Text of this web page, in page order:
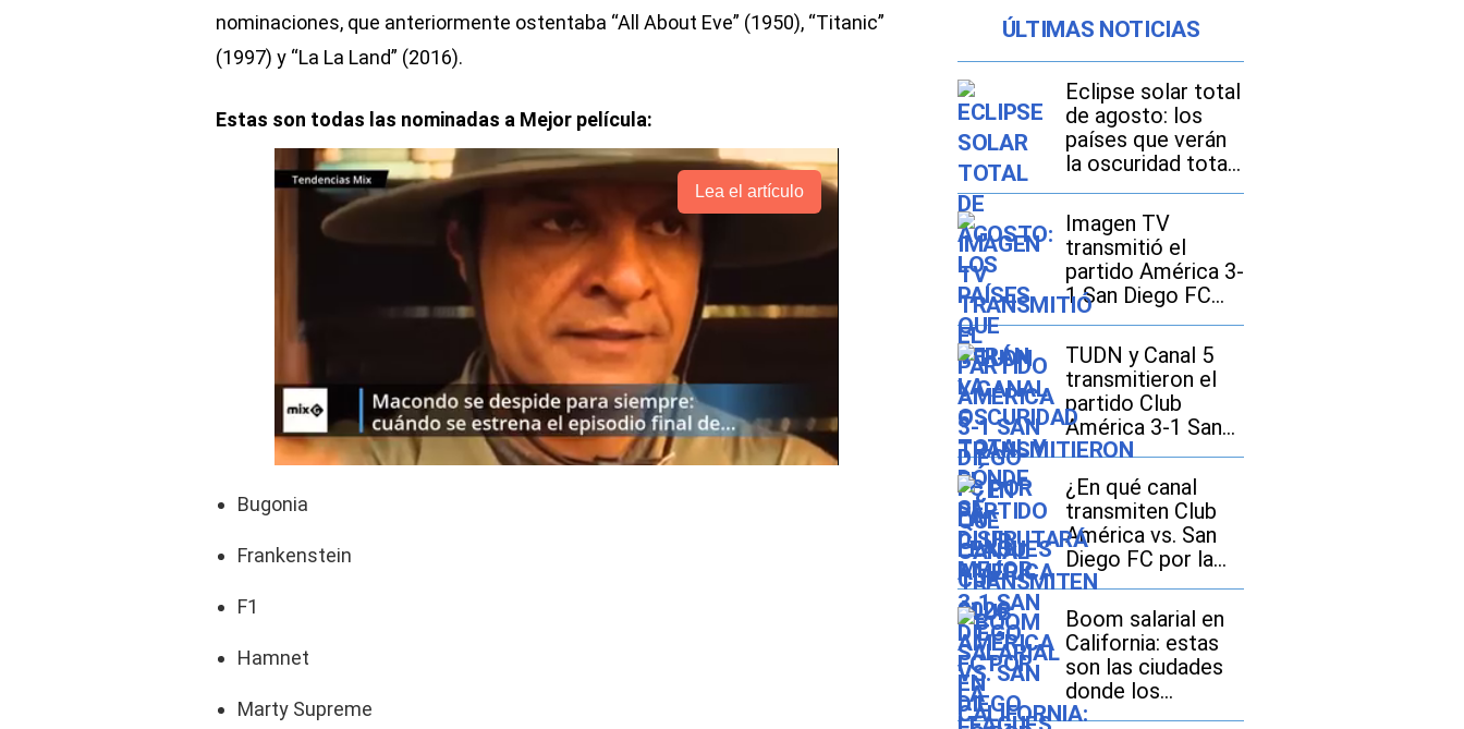
nominaciones, que anteriormente ostentaba “All About Eve” (1950), “Titanic”
(1997) y “La La Land” (2016).
Estas son todas las nominadas a Mejor película:
Lea el artículo
Bugonia
Frankenstein
F1
Hamnet
Marty Supreme
ÚLTIMAS NOTICIAS
Eclipse solar total
de agosto: los
países que verán
la oscuridad total
y dónde se
disfrutará mejor
Imagen TV
transmitió el
partido América 3-
1 San Diego FC
por la Leagues
Cup 2026
TUDN y Canal 5
transmitieron el
partido Club
América 3-1 San
Diego FC por la
Leagues Cup 2026
¿En qué canal
transmiten Club
América vs. San
Diego FC por la
Leagues Cup 2026
en Estados Unidos
y México?
Boom salarial en
California: estas
son las ciudades
donde los
ingresos crecen